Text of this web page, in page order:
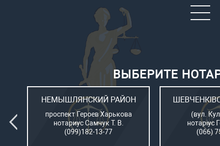
ВЫБЕРИТЕ
НЕМЫШЛЯНСКИЙ РАЙОН
проспект Героев Харькова
нотариус Самчук Т. В.
(099)182-13-77
(вул.
нотаріус
(066)